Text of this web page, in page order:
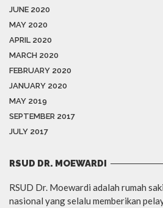
JUNE 2020
MAY 2020
APRIL 2020
MARCH 2020
FEBRUARY 2020
JANUARY 2020
MAY 2019
SEPTEMBER 2017
JULY 2017
RSUD DR. MOEWARDI
RSUD Dr. Moewardi adalah rumah
nasional yang selalu memberikan